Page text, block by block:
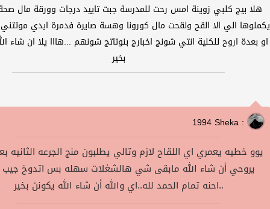
هلا بيج كلبي زوينة امس رحت للمدرسة جبت تاييد درجات وورقة مال
يكملوها الي الا القح ولقحت مال كورونا وهسة صايرة فدمرة ايدي
او بعدة اروح للكلية انتي شونج اخبارج بنوتاتج شونهم ...هااا يلا ان شاء
بخير
1994 Sheka :
يوو خطيه يعمري اي اللقاح لازم وتالي يطلبون منج الجرعه الثانيه
يروحي أن شاء الله مابقى شي هالشغلات سهله بس اتدوخ
..احنه تمام الحمد لله..اي والله أن شاء الله يكونن بخير